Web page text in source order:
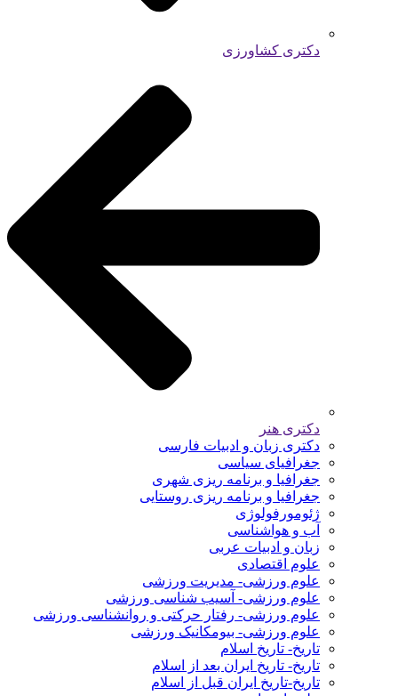
دکتری کشاورزی
دکتری هنر
دکتری زبان و ادبیات فارسی
جغرافیای سیاسی
جغرافیا و برنامه ریزی شهری
جغرافیا و برنامه ریزی روستایی
ژئومورفولوژی
آب و هواشناسی
زبان و ادبیات عربی
علوم اقتصادی
علوم ورزشی- مدیریت ورزشی
علوم ورزشی- آسیب شناسی ورزشی
علوم ورزشی- رفتار حرکتی و روانشناسی ورزشی
علوم ورزشی- بیومکانیک ورزشی
تاریخ- تاریخ اسلام
تاریخ- تاریخ ایران بعد از اسلام
تاریخ-تاریخ ایران قبل از اسلام